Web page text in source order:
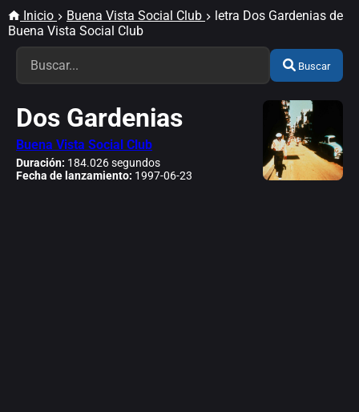
Inicio Buena Vista Social Club
letra Dos Gardenias de
Buena Vista Social Club
Buscar
Dos Gardenias
Buena Vista Social Club
Duración: 184.026 segundos
Fecha de lanzamiento: 1997-06-23